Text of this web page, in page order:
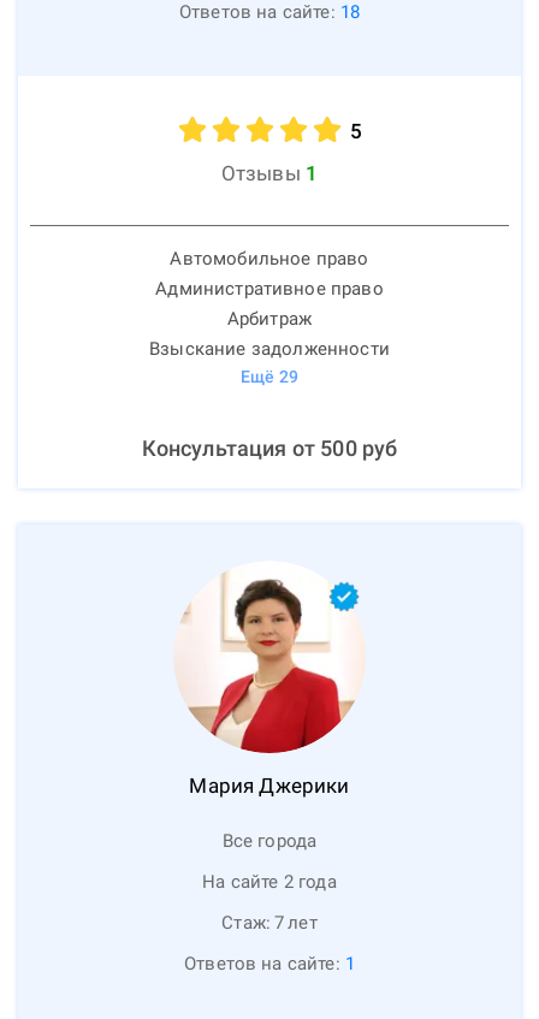
Ответов на сайте: 18
5
Отзывы 1
Автомобильное право
Административное право
Арбитраж
Взыскание задолженности
Ещё 29
Консультация от 500руб
Мария Джерики
Все города
На сайте 2 года
Стаж: 7лет
Ответов на сайте: 1